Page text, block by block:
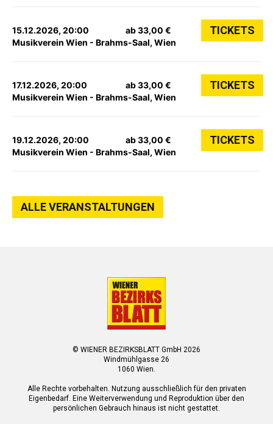
15.12.2026, 20:00
Musikverein Wien - Brahms-Saal, Wien
ab 33,00 € TICKETS
17.12.2026, 20:00
Musikverein Wien - Brahms-Saal, Wien
ab 33,00 € TICKETS
19.12.2026, 20:00
Musikverein Wien - Brahms-Saal, Wien
ab 33,00 € TICKETS
ALLE VERANSTALTUNGEN
© WIENER BEZIRKSBLATT GmbH 2026
Windmühlgasse 26
1060 Wien.
Alle Rechte vorbehalten. Nutzung ausschließlich für den privaten
Eigenbedarf. Eine Weiterverwendung und Reproduktion über den
persönlichen Gebrauch hinaus ist nicht gestattet.